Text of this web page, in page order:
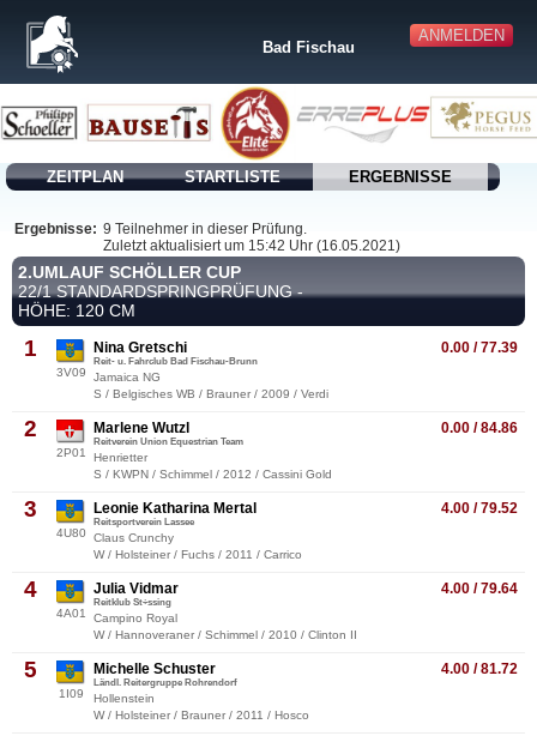
ANMELDEN
Bad Fischau
ZEITPLAN STARTLISTE ERGEBNISSE
Ergebnisse: 9 Teilnehmer in dieser Prüfung.
Zuletzt aktualisiert um 15:42 Uhr (16.05.2021)
2.UMLAUF SCHÖLLER CUP
22/1 STANDARDSPRINGPRÜFUNG -
HÖHE: 120 CM
1
3V09
0.00 / 77.39
Nina Gretschi
Reit- u. Fahrclub Bad Fischau-Brunn
Jamaica NG
S / Belgisches WB / Brauner / 2009 / Verdi
2
2P01
0.00 / 84.86
Marlene Wutzl
Reitverein Union Equestrian Team
Henrietter
S / KWPN / Schimmel / 2012 / Cassini Gold
3
4U80
4.00 / 79.52
Leonie Katharina Mertal
Reitsportverein Lassee
Claus Crunchy
W / Holsteiner / Fuchs / 2011 / Carrico
4
4A01
4.00 / 79.64
Julia Vidmar
Reitklub St÷ssing
Campino Royal
W / Hannoveraner / Schimmel / 2010 / Clinton II
5
1I09
4.00 / 81.72
Michelle Schuster
Ländl. Reitergruppe Rohrendorf
Hollenstein
W / Holsteiner / Brauner / 2011 / Hosco